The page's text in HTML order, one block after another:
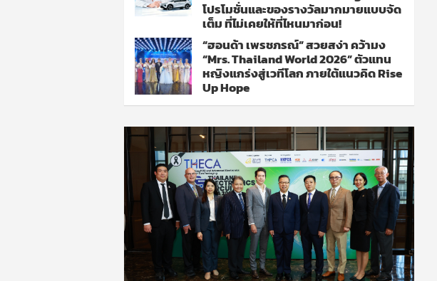
โปรโมชั่นและของรางวัลมากมายแบบจัด
เต็ม ที่ไม่เคยให้ที่ไหนมาก่อน!
“ฮอนด้า เพรชภรณ์” สวยสง่า คว้ามง
“Mrs. Thailand World 2026” ตัวแทน
หญิงแกร่งสู่เวทีโลก ภายใต้แนวคิด Rise
Up Hope